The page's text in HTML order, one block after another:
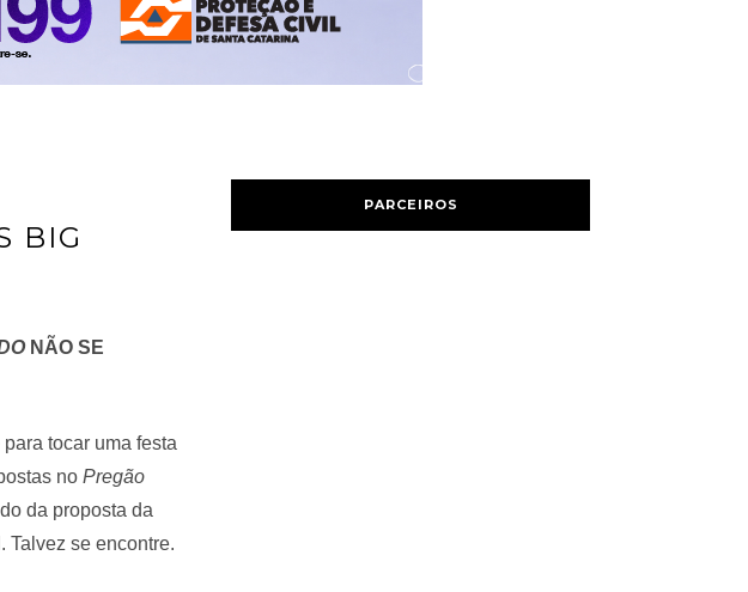
BIG
NÃO SE
tocar uma festa
no Pregão
da proposta da
Talvez se encontre.
PARCEIROS